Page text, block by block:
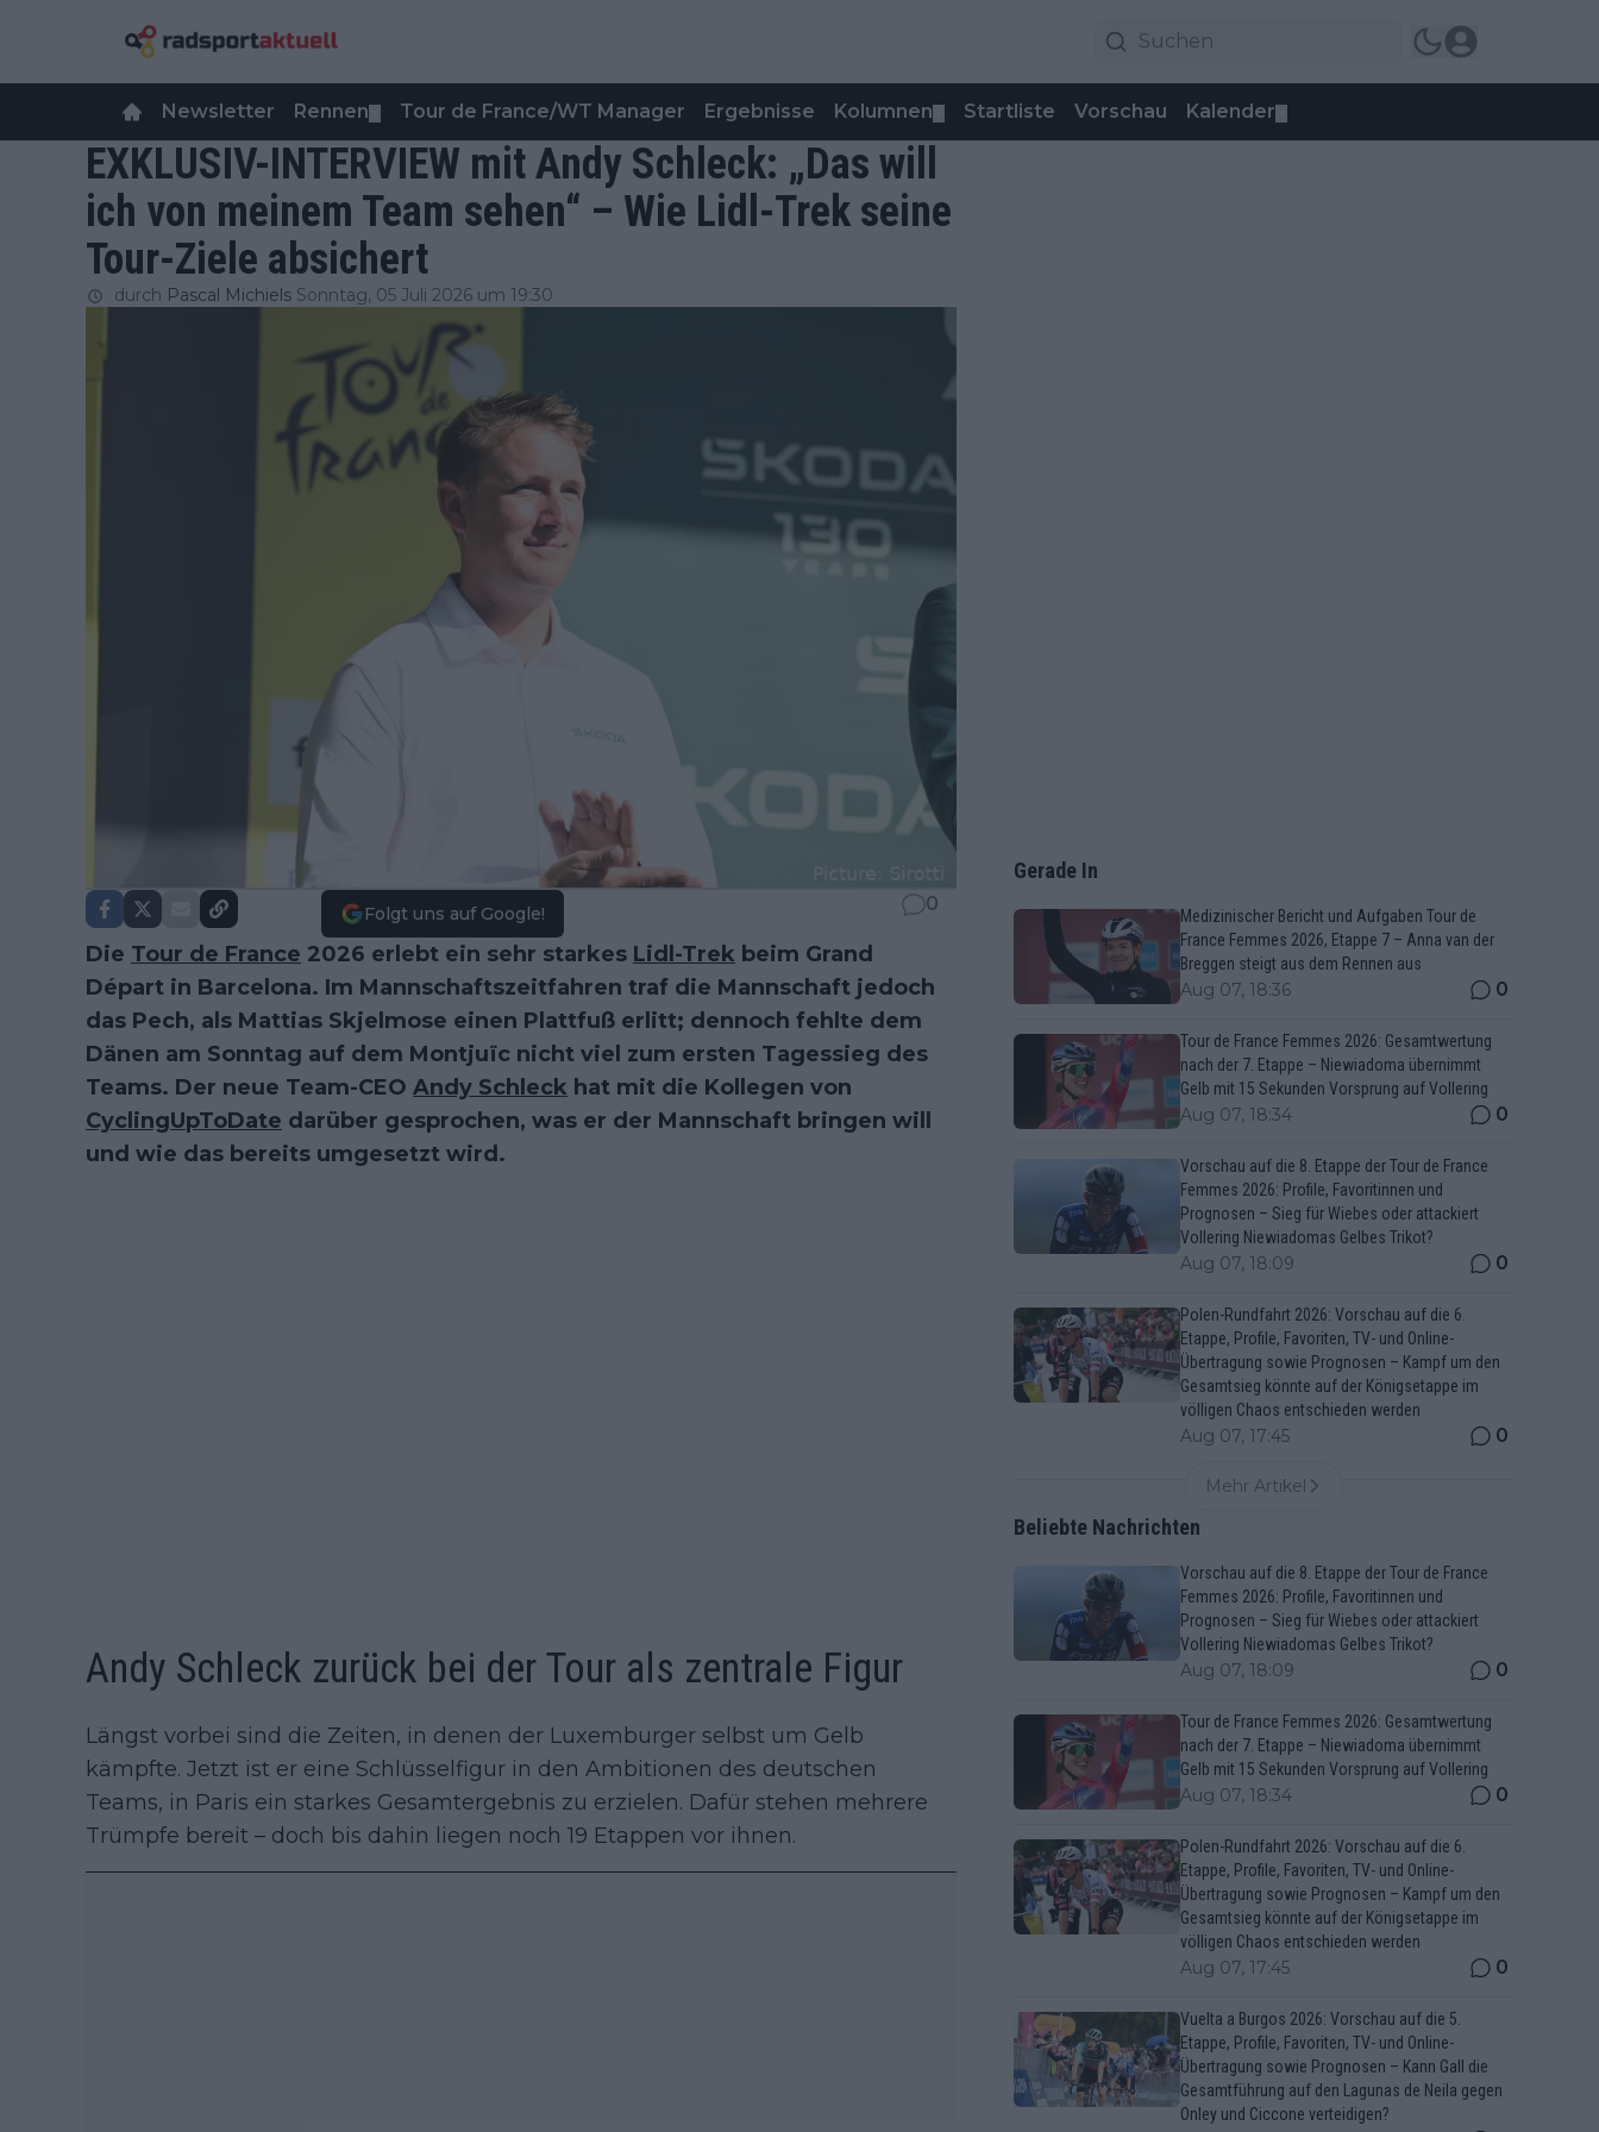
Newsletter Rennen Tour de France/WT Manager Ergebnisse Kolumnen Startliste Vorschau Kalender
EXKLUSIV-INTERVIEW mit Andy Schleck: „Das will
ich von meinem Team sehen“ – Wie Lidl-Trek seine
Tour-Ziele absichert
durch Pascal Michiels Sonntag, 05 Juli 2026 um 19:30
Folgt uns auf Google! 0
Die Tour de France 2026 erlebt ein sehr starkes Lidl-Trek beim Grand
Départ in Barcelona. Im Mannschaftszeitfahren traf die Mannschaft jedoch
das Pech, als Mattias Skjelmose einen Plattfuß erlitt; dennoch fehlte dem
Dänen am Sonntag auf dem Montjuïc nicht viel zum ersten Tagessieg des
Teams. Der neue Team-CEO Andy Schleck hat mit die Kollegen von
CyclingUpToDate darüber gesprochen, was er der Mannschaft bringen will
und wie das bereits umgesetzt wird.
Andy Schleck zurück bei der Tour als zentrale Figur
Längst vorbei sind die Zeiten, in denen der Luxemburger selbst um Gelb
kämpfte. Jetzt ist er eine Schlüsselfigur in den Ambitionen des deutschen
Teams, in Paris ein starkes Gesamtergebnis zu erzielen. Dafür stehen mehrere
Trümpfe bereit – doch bis dahin liegen noch 19 Etappen vor ihnen.
Gerade In
Medizinischer Bericht und Aufgaben Tour de
France Femmes 2026, Etappe 7 – Anna van der
Breggen steigt aus dem Rennen aus
Aug 07, 18:36 0
Tour de France Femmes 2026: Gesamtwertung
nach der 7. Etappe – Niewiadoma übernimmt
Gelb mit 15 Sekunden Vorsprung auf Vollering
Aug 07, 18:34 0
Vorschau auf die 8. Etappe der Tour de France
Femmes 2026: Profile, Favoritinnen und
Prognosen – Sieg für Wiebes oder attackiert
Vollering Niewiadomas Gelbes Trikot?
Aug 07, 18:09 0
Polen-Rundfahrt 2026: Vorschau auf die 6.
Etappe, Profile, Favoriten, TV- und Online-
Übertragung sowie Prognosen – Kampf um den
Gesamtsieg könnte auf der Königsetappe im
völligen Chaos entschieden werden
Aug 07, 17:45 0
Mehr Artikel
Beliebte Nachrichten
Vorschau auf die 8. Etappe der Tour de France
Femmes 2026: Profile, Favoritinnen und
Prognosen – Sieg für Wiebes oder attackiert
Vollering Niewiadomas Gelbes Trikot?
Aug 07, 18:09 0
Tour de France Femmes 2026: Gesamtwertung
nach der 7. Etappe – Niewiadoma übernimmt
Gelb mit 15 Sekunden Vorsprung auf Vollering
Aug 07, 18:34 0
Polen-Rundfahrt 2026: Vorschau auf die 6.
Etappe, Profile, Favoriten, TV- und Online-
Übertragung sowie Prognosen – Kampf um den
Gesamtsieg könnte auf der Königsetappe im
völligen Chaos entschieden werden
Aug 07, 17:45 0
Vuelta a Burgos 2026: Vorschau auf die 5.
Etappe, Profile, Favoriten, TV- und Online-
Übertragung sowie Prognosen – Kann Gall die
Gesamtführung auf den Lagunas de Neila gegen
Onley und Ciccone verteidigen?